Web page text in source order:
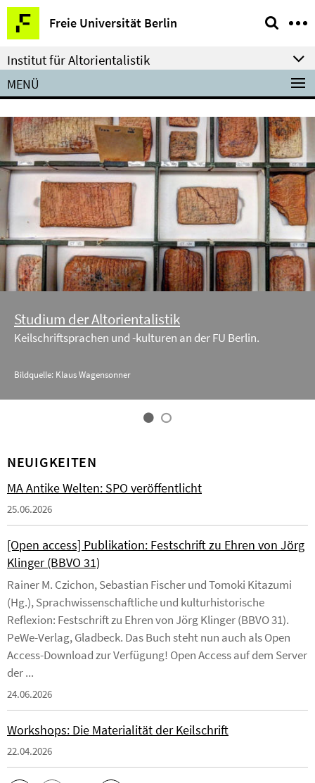
Springe
direkt
zu
Inhalt
Freie Universität Berlin
Service-
Navigation
Institut für Altorientalistik
MENÜ
Studium der Altorientalistik
Keilschriftsprachen und -kulturen an der FU Berlin.
Bildquelle: Klaus Wagensonner
NEUIGKEITEN
MA Antike Welten: SPO veröffentlicht
25.06.2026
[Open access] Publikation: Festschrift zu Ehren von Jörg
Klinger (BBVO 31)
Rainer M. Czichon, Sebastian Fischer und Tomoki Kitazumi
(Hg.), Sprachwissenschaftliche und kulturhistorische
Reflexion: Festschrift zu Ehren von Jörg Klinger (BBVO 31).
PeWe-Verlag, Gladbeck. Das Buch steht nun auch als Open
Access-Download zur Verfügung! Open Access auf dem Server
der ...
24.06.2026
Workshops: Die Materialität der Keilschrift
22.04.2026